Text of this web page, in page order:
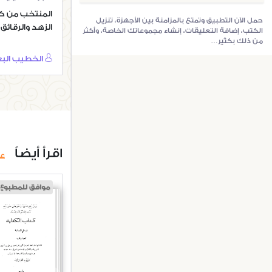
حمل الآن التطبيق وتمتع بالمزامنة بين الأجهزة، تنزيل
الكتب، إضافة التعليقات، إنشاء مجموعاتك الخاصة، وأكثر
من ذلك بكثير…
المنتخب من
الزهد والرقائق
اقرأ أيضاً
موافق للمطبوع
الكفاية في
الرواية
البغدادي